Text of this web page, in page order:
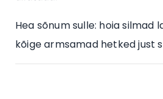
Hea sõnum sulle: hoia
kõige armsamad hetked just